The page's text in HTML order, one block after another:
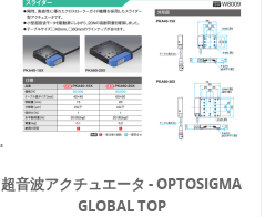
超音波アクチュエータ - OPTOSIGMA
GLOBAL TOP